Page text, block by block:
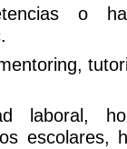
o
laboral,
escolares,